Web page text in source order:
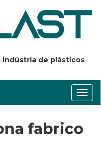
indústria de plásticos
fabrico